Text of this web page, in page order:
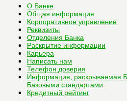
О Банке
Общая информация
Корпоративное управление
Реквизиты
Отделения Банка
Раскрытие информации
Карьера
Написать нам
Телефон доверия
Информация, раскрываемая
Базовыми стандартами
Кредитный рейтинг